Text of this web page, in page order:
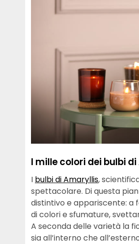
I mille colori dei bulbi
I bulbi di Amaryllis,
spettacolare. Di questa
distintivo e appariscente: a
di colori e sfumature,
A seconda delle varietà la
sia all’interno che